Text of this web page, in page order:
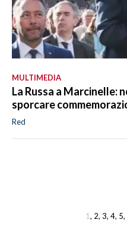
MULTIMEDIA
La Russa a Marcinelle:
sporcare
Red
1 2 3 4 5